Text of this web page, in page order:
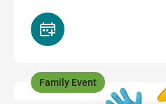
Family Event